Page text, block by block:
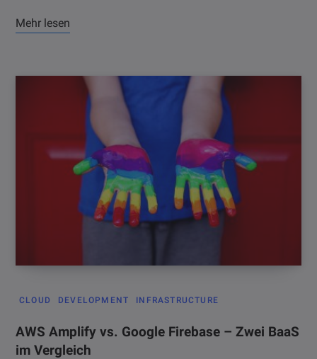
Mehr lesen
CLOUD DEVELOPMENT INFRASTRUCTURE
AWS Amplify vs. Google Firebase – Zwei BaaS
im Vergleich